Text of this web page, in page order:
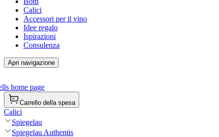
Calici
Accessori per il vino
Idee regalo
Ispirazioni
Consulenza
Apri navigazione
home page
Carrello della spesa
Calici
Spiegelau
Spiegelau Authentis